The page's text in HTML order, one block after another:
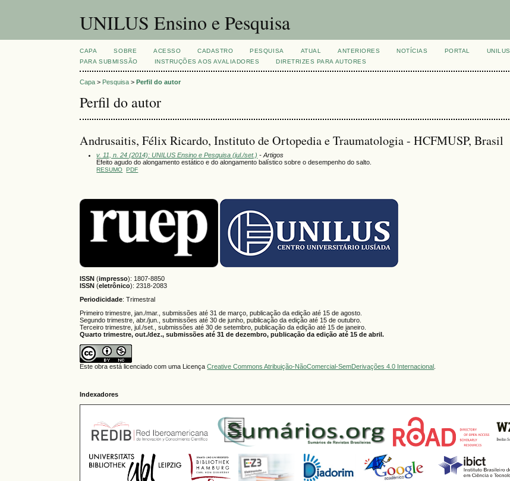
UNILUS Ensino e Pesquisa
CAPA SOBRE ACESSO CADASTRO PESQUISA ATUAL ANTERIORES NOTÍCIAS PORTAL UNILUS
PARA SUBMISSÃO
INSTRUÇÕES AOS AVALIADORES DIRETRIZES PARA AUTORES
Capa > Pesquisa >Perfil do autor
Perfil do autor
Andrusaitis, Félix Ricardo, Instituto de Ortopedia e Traumatologia - HCFMUSP, Brasil
v. 11, n. 24 (2014): UNILUS Ensino e Pesquisa (jul./set.) - Artigos
Efeito agudo do alongamento estático e do alongamento balístico sobre o desempenho do salto.
RESUMO PDF
ISSN (impresso): 1807-8850
ISSN (eletrônico):2318-2083
Periodicidade: Trimestral
Primeiro trimestre, jan./mar., submissões até 31 de março, publicação da edição até 15 de agosto.
Segundo trimestre, abr./jun., submissões até 30 de junho, publicação da edição até 15 de outubro.
Terceiro trimestre, jul./set., submissões até 30 de setembro, publicação da edição até 15 de janeiro.
Quarto trimestre, out./dez., submissões até 31 de dezembro, publicação da edição até 15 de abril.
Este obra está licenciado com uma LicençaCreative Commons Atribuição-NãoComercial-SemDerivações 4.0 Internacional
Indexadores